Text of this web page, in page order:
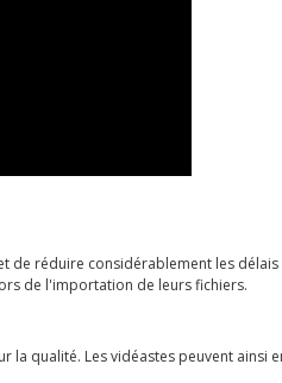
de réduire considérablement les
de l'importation de leurs fichiers.
la qualité. Les vidéastes peuvent ainsi